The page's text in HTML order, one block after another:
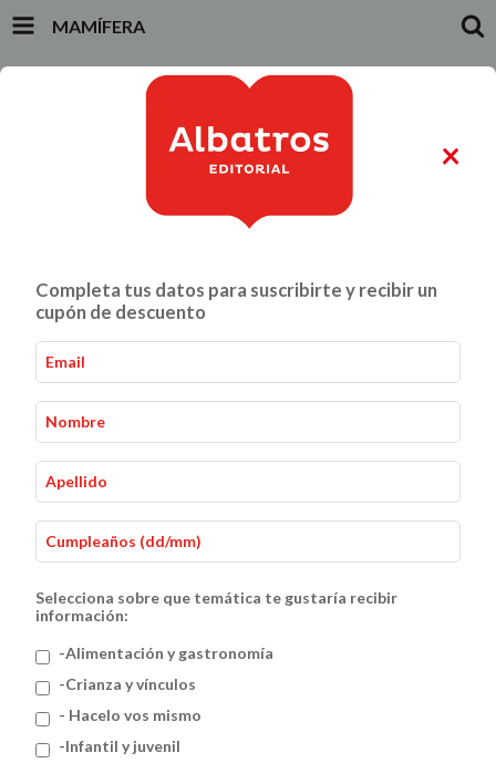
MAMÍFERA
PRODUCTOS
ALIMENTACIÓN Y GASTRONOMÍA
Inicio - Crianza y Vínculos - Mamífera
Mamífera
×
Completa tus datos para suscribirte y recibir un
cupón de descuento
Selecciona sobre que temática te gustaría recibir
información:
-Alimentación y gastronomía
-Crianza y vínculos
- Hacelo vos mismo
-Infantil y juvenil